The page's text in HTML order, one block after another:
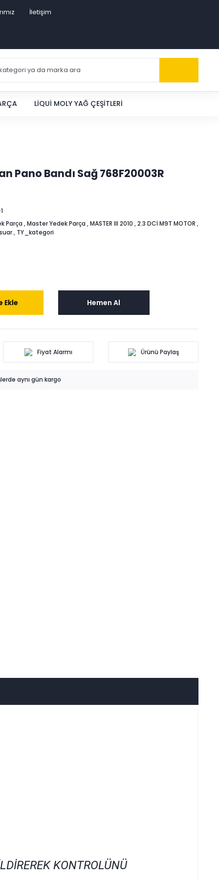
İletişim
LIQUI MOLY YAĞ ÇEŞITLERI
Pano Bandı Sağ 768F20003R
Parça ,Master Yedek Parça ,MASTER III 2010 ,2.3 DCİ M9T MOTOR ,
, TY_kategori
Ekle Hemen Al
Fiyat Alarmı Ürünü Paylaş
aynı gün kargo
KONTROLÜNÜ